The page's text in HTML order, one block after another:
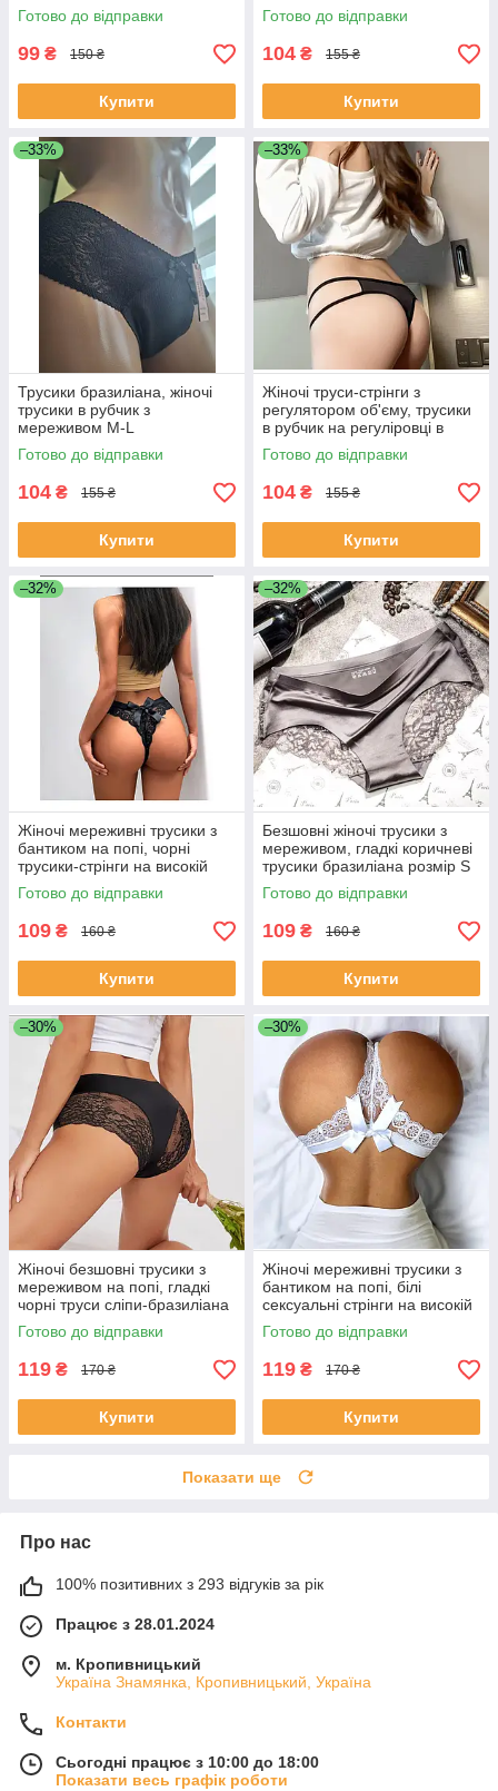
Готово до відправки
99 ₴ 150 ₴
Купити
Готово до відправки
104 ₴ 155 ₴
Купити
–33%
Трусики бразиліана, жіночі
трусики в рубчик з
мереживом M-L
Готово до відправки
104 ₴ 155 ₴
Купити
–33%
Жіночі труси-стрінги з
регулятором об'єму, трусики
в рубчик на регуліровці в
асортименті
Готово до відправки
104 ₴ 155 ₴
Купити
–32%
Жіночі мереживні трусики з
бантиком на попі, чорні
трусики-стрінги на високій
посадці M
Готово до відправки
109 ₴ 160 ₴
Купити
–32%
Безшовні жіночі трусики з
мереживом, гладкі коричневі
трусики бразиліана розмір S
Готово до відправки
109 ₴ 160 ₴
Купити
–30%
Жіночі безшовні трусики з
мереживом на попі, гладкі
чорні труси сліпи-бразиліана
Готово до відправки
119 ₴ 170 ₴
Купити
–30%
Жіночі мереживні трусики з
бантиком на попі, білі
сексуальні стрінги на високій
посадці L
Готово до відправки
119 ₴ 170 ₴
Купити
Показати ще
Про нас
100% позитивних з 293 відгуків за рік
Працює з 28.01.2024
м. Кропивницький
Україна Знамянка, Кропивницький, Україна
Контакти
Сьогодні працює з 10:00 до 18:00
Показати весь графік роботи